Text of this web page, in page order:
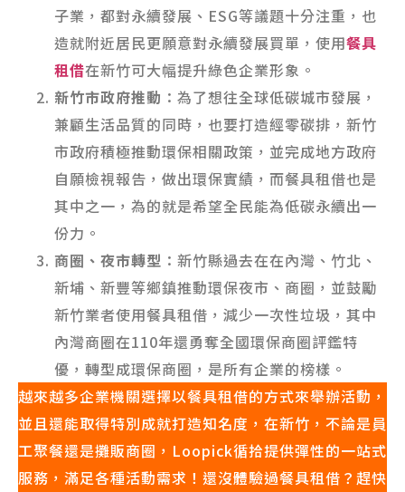
子業，都對永續發展、ESG等議題十分注重，也
造就附近居民更願意對永續發展買單，使用餐具
租借在新竹可大幅提升綠色企業形象。
新竹市政府推動 ：為了想往全球低碳城市發展，
兼顧生活品質的同時，也要打造經零碳排，新竹
市政府積極推動環保相關政策，並完成地方政府
自願檢視報告，做出環保實績，而餐具租借也是
其中之一，為的就是希望全民能為低碳永續出一
份力。
商圈、夜市轉型 ：新竹縣過去在在內灣、竹北、
新埔、新豐等鄉鎮推動環保夜市、商圈，並鼓勵
新竹業者使用餐具租借，減少一次性垃圾，其中
內灣商圈在110年還勇奪全國環保商圈評鑑特
優，轉型成環保商圈，是所有企業的榜樣。
越來越多企業機關選擇以餐具租借的方式來舉辦活動，
並且還能取得特別成就打造知名度，在新竹，不論是員
工聚餐還是攤販商圈，Loopick循拾提供彈性的一站式
服務，滿足各種活動需求！還沒體驗過餐具租借？趕快